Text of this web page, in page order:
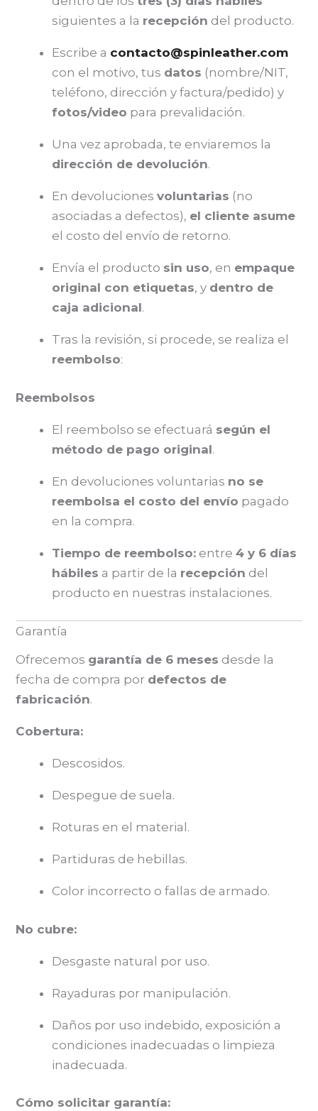
siguientes a la recepción del producto.
Escribe a contacto@spinleather.com
con el motivo, tus datos (nombre/NIT,
teléfono, dirección y factura/pedido) y
fotos/video para prevalidación.
Una vez aprobada, te enviaremos la
dirección de devolución.
En devolucionesvoluntarias (no
asociadas a defectos), el cliente asume
el costo del envío de retorno.
Envía el producto sin uso, en empaque
original con etiquetas, y dentro de
caja adicional.
Tras la revisión, si procede, se realiza el
reembolso:
Reembolsos
El reembolso se efectuará según el
método de pago original.
En devoluciones voluntarias no se
reembolsa el costo del envío pagado
en la compra.
Tiempo de reembolso: entre4 y 6 días
hábiles a partir de la recepción del
producto en nuestras instalaciones.
Garantía
Ofrecemos garantía de 6 meses desde la
fecha de compra por defectos de
fabricación.
Cobertura:
Descosidos.
Despegue de suela.
Roturas en el material.
Partiduras de hebillas.
Color incorrecto o fallas de armado.
No cubre:
Desgaste natural por uso.
Rayaduras por manipulación.
Daños por uso indebido, exposición a
condiciones inadecuadas o limpieza
inadecuada.
Cómo solicitar garantía: